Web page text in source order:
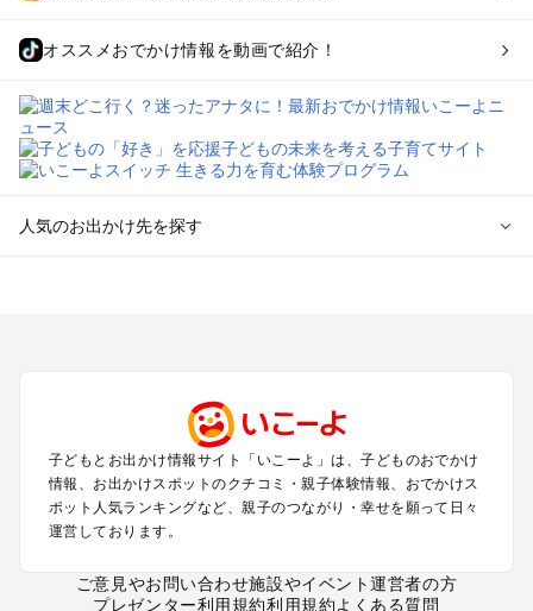
オススメおでかけ情報を動画で紹介！
人気のお出かけ先を探す
関西のプールおでかけ
中国･四国のプールおでかけ
九州･沖縄のプールおでかけ
定番お出かけスポット
子どもとお出かけ情報サイト「いこーよ」は、子どものおでかけ
情報、お出かけスポットのクチコミ・親子体験情報、おでかけス
ポット人気ランキングなど、親子のつながり・幸せを願って日々
運営しております。
ご意見やお問い合わせ施設やイベント運営者の方
プレゼンター利用規約利用規約よくある質問